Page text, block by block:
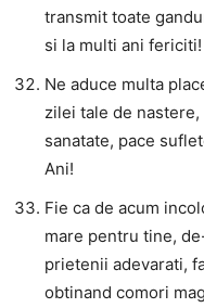
transmit toate
si la multi ani fericiti!
Ne aduce multa
zilei tale de
sanatate, pace
Ani!
Fie ca de acum
mare pentru tine,
prietenii adevarati,
obtinand comori